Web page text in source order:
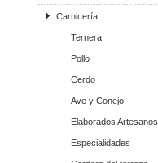
Carnicería
Ternera
Pollo
Cerdo
Ave y Conejo
Elaborados Artesanos
Especialidades